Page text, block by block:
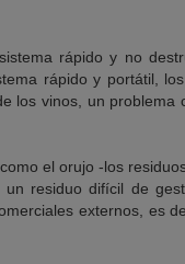
rápido y no
rápido y portátil,
los vinos, un problema
el orujo -los
residuo difícil de
externos, es